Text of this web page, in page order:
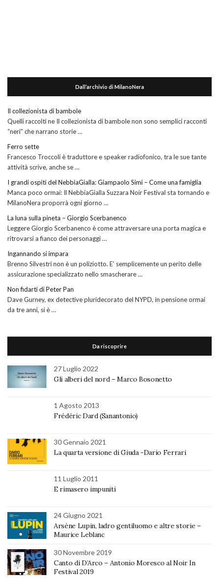
Dall’archivio di MilanoNera
Il collezionista di bambole
Quelli raccolti ne Il collezionista di bambole non sono semplici racconti
“neri” che narrano storie …
Ferro sette
Francesco Troccoli è traduttore e speaker radiofonico, tra le sue tante
attività scrive, anche se …
I grandi ospiti del NebbiaGialla: Giampaolo Simi – Come una famiglia
Manca poco ormai: Il NebbiaGialla Suzzara Noir Festival sta tornando e
MilanoNera proporrà ogni giorno …
La luna sulla pineta – Giorgio Scerbanenco
Leggere Giorgio Scerbanenco è come attraversare una porta magica e
ritrovarsi a fianco dei personaggi …
Ingannando si impara
Brenno Silvestri non è un poliziotto. E’ semplicemente un perito delle
assicurazione specializzato nello smascherare …
Non fidarti di Peter Pan
Dave Gurney, ex detective pluridecorato del NYPD, in pensione ormai
da tre anni, si è …
Da riscoprire
27 Luglio 2022
Gli alberi del nord – Marco Bosonetto
1 Agosto 2013
Frédéric Dard (Sanantonio)
30 Gennaio 2021
La quarta versione di Giuda -Dario Ferrari
11 Luglio 2011
E rimasero impuniti
24 Giugno 2021
Arsène Lupin, ladro gentiluomo e altre storie –
Maurice Leblanc
30 Novembre 2019
Canto di D’Arco – Antonio Moresco al Noir In
Festival 2019